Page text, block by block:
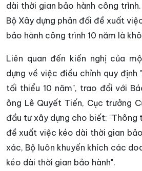
dài thời gian bảo hành công
Bộ Xây dựng phản đối đề xuất
bảo hành công trình 10 năm là
Liên quan đến kiến nghị của
dựng về việc điều chỉnh quy định
tối thiểu 10 năm", trao đổi với
ông Lê Quyết Tiến, Cục trưởng
đầu tư xây dựng cho biết: "Thông
đề xuất việc kéo dài thời gian
xác, Bộ luôn khuyến khích các
kéo dài thời gian bảo hành".